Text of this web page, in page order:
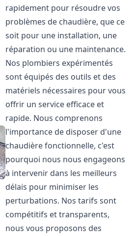
rapidement pour résoudre vos
problèmes de chaudière, que ce
soit pour une installation, une
réparation ou une maintenance.
Nos plombiers expérimentés
sont équipés des outils et des
matériels nécessaires pour vous
offrir un service efficace et
rapide. Nous comprenons
l'importance de disposer d'une
chaudière fonctionnelle, c'est
pourquoi nous nous engageons
à intervenir dans les meilleurs
délais pour minimiser les
perturbations. Nos tarifs sont
compétitifs et transparents,
nous vous proposons des